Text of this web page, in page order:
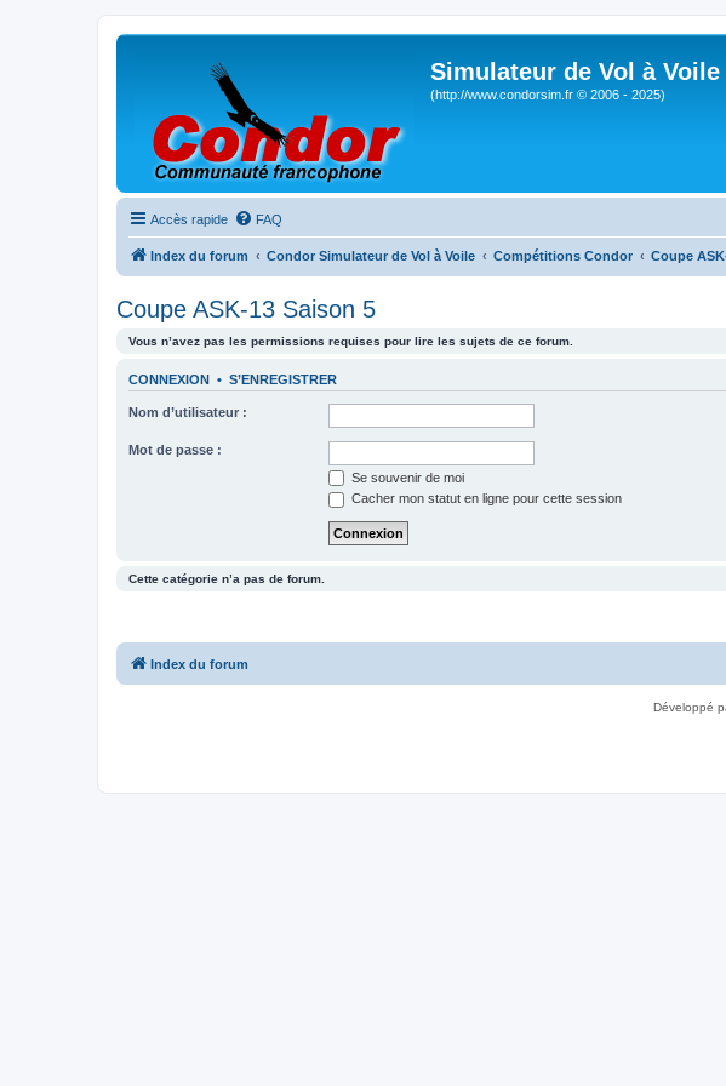
Simulateur de Vol à Voile
(http://www.condorsim.fr © 2006 - 2025)
Accès rapide FAQ
Index du forum Condor Simulateur de Vol à Voile Compétitions Condor Coupe
Coupe ASK-13 Saison 5
Vous n’avez pas les permissions requises pour lire les sujets de ce forum.
CONNEXION • S’ENREGISTRER
Nom d’utilisateur :
Mot de passe :
Se souvenir de moi
Cacher mon statut en ligne pour cette session
Cette catégorie n’a pas de forum.
Index du forum
Développé